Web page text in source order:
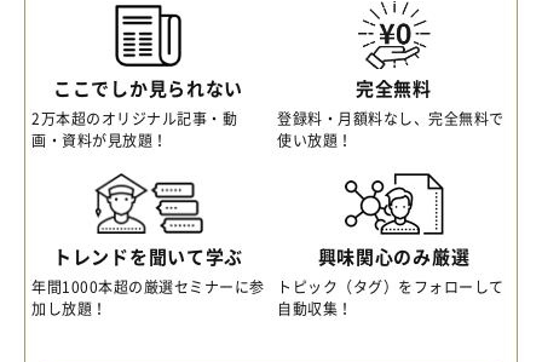
ここでしか見られない
2万本超のオリジナル記事・動
画・資料が見放題！
完全無料
登録料・月額料なし、完全無料で
使い放題！
トレンドを聞いて学ぶ
年間1000本超の厳選セミナーに参
加し放題！
興味関心のみ厳選
トピック（タグ）をフォローして
自動収集！